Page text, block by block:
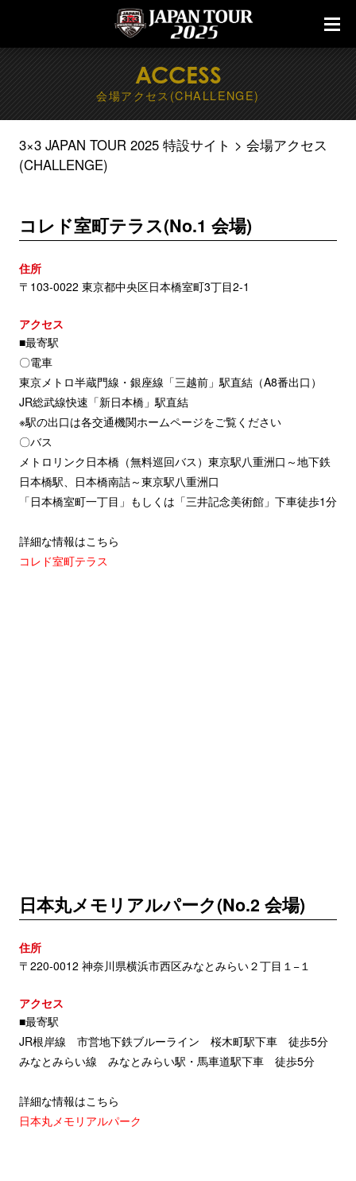
ACCESS
会場アクセス(CHALLENGE)
3×3 JAPAN TOUR 2025 特設サイト
会場アクセス
(CHALLENGE)
コレド室町テラス(No.1 会場)
住所
〒103-0022 東京都中央区日本橋室町3丁目2-1
アクセス
■最寄駅
〇電車
東京メトロ半蔵門線・銀座線「三越前」駅直結（A8番出口）
JR総武線快速「新日本橋」駅直結
※駅の出口は各交通機関ホームページをご覧ください
〇バス
メトロリンク日本橋（無料巡回バス）東京駅八重洲口～地下鉄
日本橋駅、日本橋南詰～東京駅八重洲口
「日本橋室町一丁目」もしくは「三井記念美術館」下車徒歩1分
詳細な情報はこちら
コレド室町テラス
日本丸メモリアルパーク(No.2 会場)
住所
〒220-0012 神奈川県横浜市西区みなとみらい２丁目１−１
アクセス
■最寄駅
JR根岸線 市営地下鉄ブルーライン 桜木町駅下車 徒歩5分
みなとみらい線 みなとみらい駅・馬車道駅下車 徒歩5分
詳細な情報はこちら
日本丸メモリアルパーク